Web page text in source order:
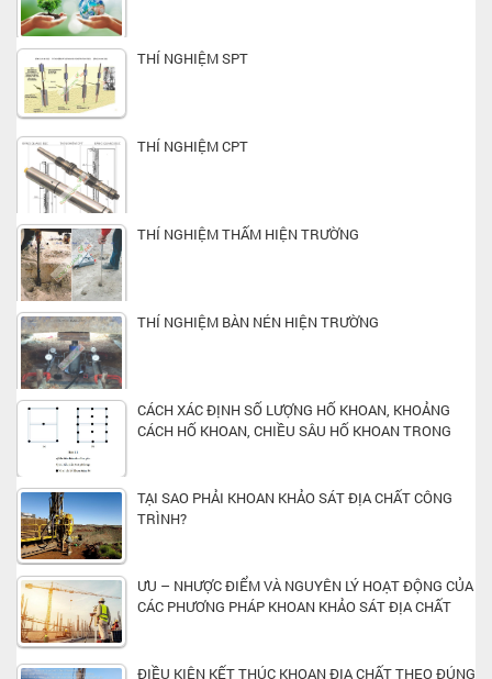
THÍ NGHIỆM SPT
THÍ NGHIỆM CPT
THÍ NGHIỆM THẤM HIỆN TRƯỜNG
THÍ NGHIỆM BÀN NÉN HIỆN TRƯỜNG
CÁCH XÁC ĐỊNH SỐ LƯỢNG HỐ KHOAN, KHOẢNG
CÁCH HỐ KHOAN, CHIỀU SÂU HỐ KHOAN TRONG
TẠI SAO PHẢI KHOAN KHẢO SÁT ĐỊA CHẤT CÔNG
TRÌNH?
ƯU – NHƯỢC ĐIỂM VÀ NGUYÊN LÝ HOẠT ĐỘNG CỦA
CÁC PHƯƠNG PHÁP KHOAN KHẢO SÁT ĐỊA CHẤT
ĐIỀU KIỆN KẾT THÚC KHOAN ĐỊA CHẤT THEO ĐÚNG